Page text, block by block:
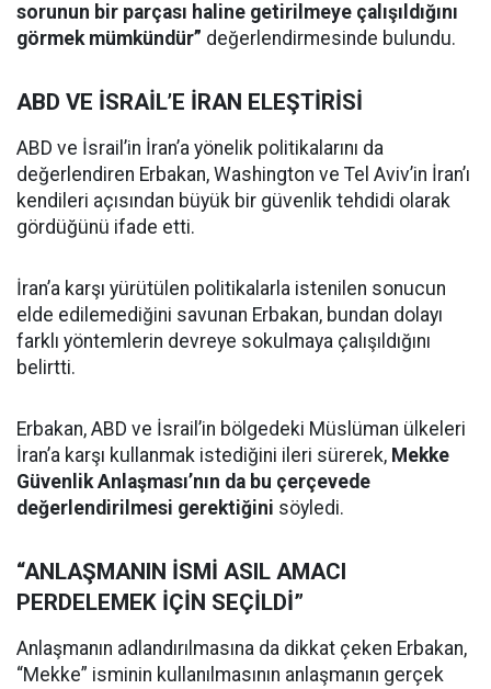
sorunun bir parçası haline getirilmeye çalışıldığını
görmek mümkündür” değerlendirmesinde bulundu.
ABD VE İSRAİL’E İRAN ELEŞTİRİSİ
ABD ve İsrail’in İran’a yönelik politikalarını da
değerlendiren Erbakan, Washington ve Tel Aviv’in İran’ı
kendileri açısından büyük bir güvenlik tehdidi olarak
gördüğünü ifade etti.
İran’a karşı yürütülen politikalarla istenilen sonucun
elde edilemediğini savunan Erbakan, bundan dolayı
farklı yöntemlerin devreye sokulmaya çalışıldığını
belirtti.
Erbakan, ABD ve İsrail’in bölgedeki Müslüman ülkeleri
İran’a karşı kullanmak istediğini ileri sürerek, Mekke
Güvenlik Anlaşması’nın da bu çerçevede
değerlendirilmesi gerektiğini söyledi.
“ANLAŞMANIN İSMİ ASIL AMACI
PERDELEMEK İÇİN SEÇİLDİ”
Anlaşmanın adlandırılmasına da dikkat çeken Erbakan,
“Mekke” isminin kullanılmasının anlaşmanın gerçek